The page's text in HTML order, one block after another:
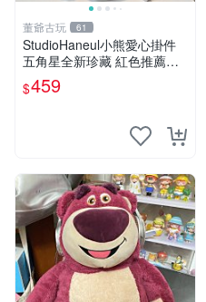
董爺古玩 61
StudioHaneul小熊愛心掛件
五角星全新珍藏 紅色推薦收
藏 玩具掛飾 掛件 新品
$459